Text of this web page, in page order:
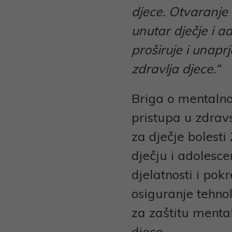
djece.
unutar dječje i
proširuje i
zdravlja djece.“
Briga o
pristupa u
za dječje bolesti
dječju i
djelatnosti i
osiguranje
za zaštitu